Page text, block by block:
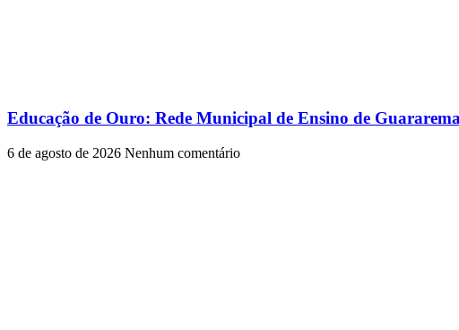
Educação de Ouro: Rede Municipal de Ensino de
6 de agosto de 2026 Nenhum comentário